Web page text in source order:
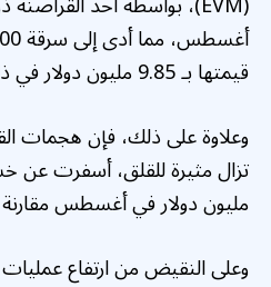
قيمتها بـ 9.85 مليون دولار في ذلك الوقت.
وعلاوة على ذلك، فإن هجمات
مليون دولار في أغسطس مقارنة
وعلى النقيض من ارتفاع